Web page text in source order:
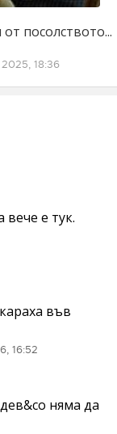
посолството...
18:36
е тук.
във
16:52
няма да